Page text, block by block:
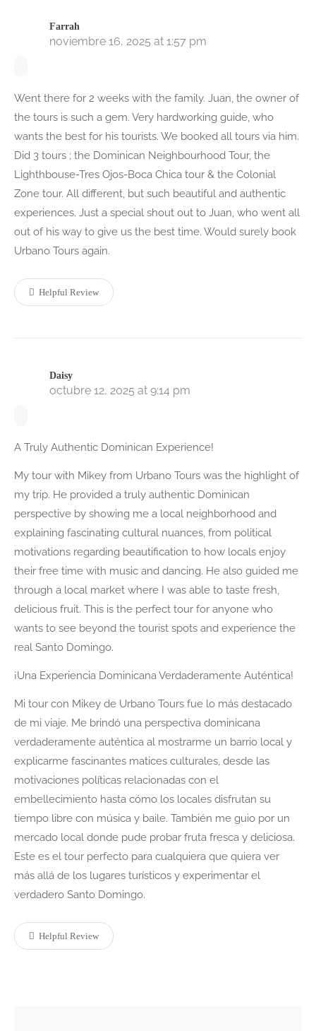
Farrah
noviembre 16, 2025 at 1:57 pm
Went there for 2 weeks with the family. Juan, the owner of
the tours is such a gem. Very hardworking guide, who
wants the best for his tourists. We booked all tours via him.
Did 3 tours ; the Dominican Neighbourhood Tour, the
Lighthbouse-Tres Ojos-Boca Chica tour & the Colonial
Zone tour. All different, but such beautiful and authentic
experiences. Just a special shout out to Juan, who went all
out of his way to give us the best time. Would surely book
Urbano Tours again.
Helpful Review
Daisy
octubre 12, 2025 at 9:14 pm
A Truly Authentic Dominican Experience!
My tour with Mikey from Urbano Tours was the highlight of
my trip. He provided a truly authentic Dominican
perspective by showing me a local neighborhood and
explaining fascinating cultural nuances, from political
motivations regarding beautification to how locals enjoy
their free time with music and dancing. He also guided me
through a local market where I was able to taste fresh,
delicious fruit. This is the perfect tour for anyone who
wants to see beyond the tourist spots and experience the
real Santo Domingo.
¡Una Experiencia Dominicana Verdaderamente Auténtica!
Mi tour con Mikey de Urbano Tours fue lo más destacado
de mi viaje. Me brindó una perspectiva dominicana
verdaderamente auténtica al mostrarme un barrio local y
explicarme fascinantes matices culturales, desde las
motivaciones políticas relacionadas con el
embellecimiento hasta cómo los locales disfrutan su
tiempo libre con música y baile. También me guio por un
mercado local donde pude probar fruta fresca y deliciosa.
Este es el tour perfecto para cualquiera que quiera ver
más allá de los lugares turísticos y experimentar el
verdadero Santo Domingo.
Helpful Review